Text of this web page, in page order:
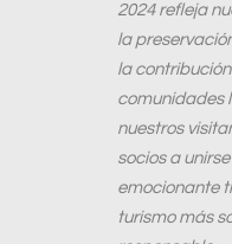
2024 refleja
la
la
comunidades
nuestros
socios a
emocionante
turismo más